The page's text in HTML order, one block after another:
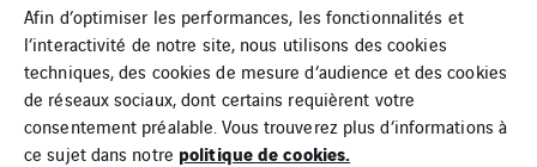
Afin d’optimiser les performances, les fonctionnalités et
l’interactivité de notre site, nous utilisons des cookies
techniques, des cookies de mesure d’audience et des cookies
de réseaux sociaux, dont certains requièrent votre
consentement préalable. Vous trouverez plus d’informations à
ce sujet dans notre politique de cookies.